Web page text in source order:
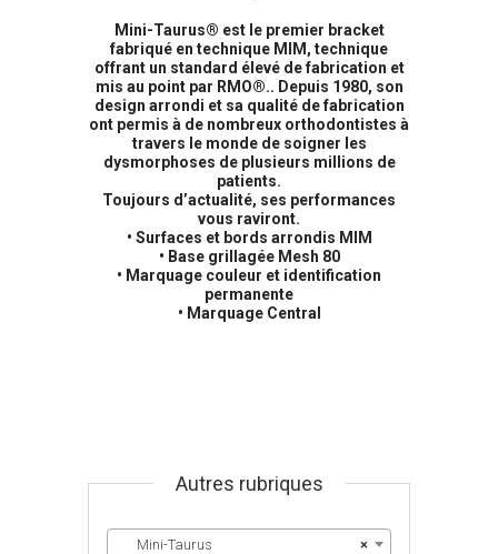
Mini-Taurus® est le premier bracket
fabriqué en technique MIM, technique
offrant un standard élevé de fabrication et
mis au point par RMO®.. Depuis 1980, son
design arrondi et sa qualité de fabrication
ont permis à de nombreux orthodontistes à
travers le monde de soigner les
dysmorphoses de plusieurs millions de
patients.
Toujours d’actualité, ses performances
vous raviront.
• Surfaces et bords arrondis MIM
• Base grillagée Mesh 80
• Marquage couleur et identification
permanente
• Marquage Central
Autres rubriques
×
Mini-Taurus